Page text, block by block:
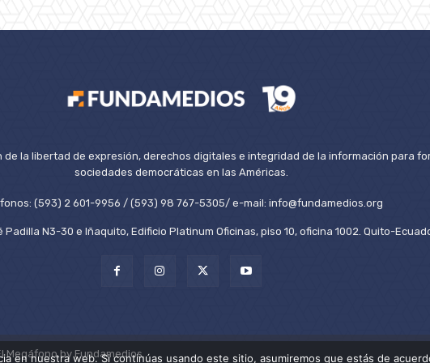
de la libertad de expresión, derechos digitales e integridad de la información para
sociedades democráticas en las Américas.
(593) 2 601-9956 / (593) 98 767-5305/ e-mail: info@fundamedios.org
Padilla N3-30 e Iñaquito, Edificio Platinum Oficinas, piso 10, oficina 1002. Quito-
Megáfono by Fundamedios.
en nuestra web. Si continúas usando este sitio, asumiremos que estás de